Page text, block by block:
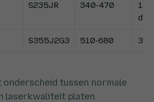
S235JR 340-470
12
S355J2G3 510-680 3 t/
onderscheid tussen normale
laserkwaliteit platen.